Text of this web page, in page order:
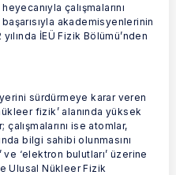
çalışmalarını
akademisyenlerinin
İEÜ Fizik Bölümü’nden
sürdürmeye karar veren
fizik’ alanında yüksek
ise atomlar,
bilgi sahibi olunmasını
ve ‘elektron bulutları’ üzerine
Ulusal Nükleer Fizik